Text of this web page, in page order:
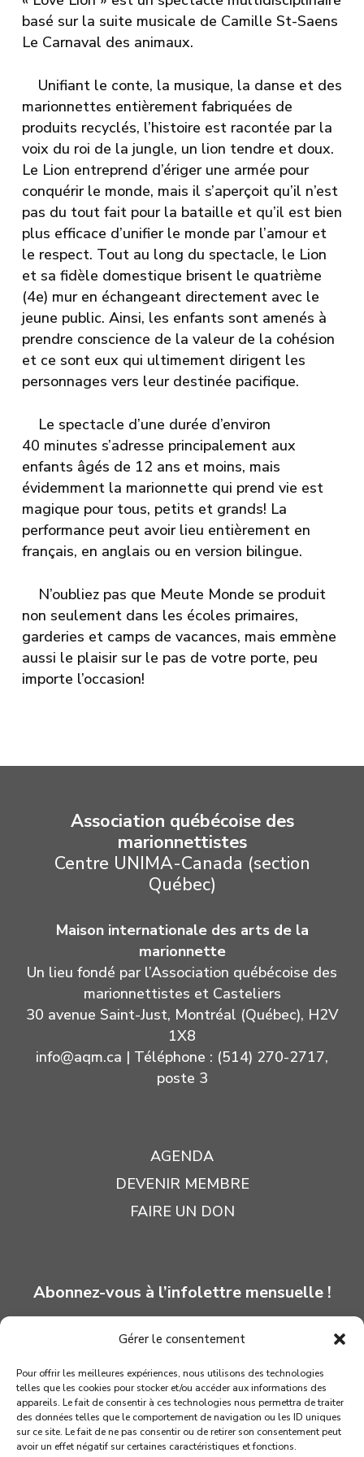
Gérer le consentement
Pour offrir les meilleures expériences, nous utilisons des technologies
telles que les cookies pour stocker et/ou accéder aux informations des
appareils. Le fait de consentir à ces technologies nous permettra de traiter
des données telles que le comportement de navigation ou les ID uniques
sur ce site. Le fait de ne pas consentir ou de retirer son consentement peut
avoir un effet négatif sur certaines caractéristiques et fonctions.
basé sur la suite musicale de Camille St-Saens
Le Carnaval des animaux.
Unifiant le conte, la musique, la danse et des
marionnettes entièrement fabriquées de
produits recyclés, l’histoire est racontée par la
voix du roi de la jungle, un lion tendre et doux.
Le Lion entreprend d’ériger une armée pour
conquérir le monde, mais il s’aperçoit qu’il n’est
pas du tout fait pour la bataille et qu’il est bien
plus efficace d’unifier le monde par l’amour et
le respect. Tout au long du spectacle, le Lion
et sa fidèle domestique brisent le quatrième
(4e) mur en échangeant directement avec le
jeune public. Ainsi, les enfants sont amenés à
prendre conscience de la valeur de la cohésion
et ce sont eux qui ultimement dirigent les
personnages vers leur destinée pacifique.
Le spectacle d’une durée d’environ
40 minutes s’adresse principalement aux
enfants âgés de 12 ans et moins, mais
évidemment la marionnette qui prend vie est
magique pour tous, petits et grands! La
performance peut avoir lieu entièrement en
français, en anglais ou en version bilingue.
N’oubliez pas que Meute Monde se produit
non seulement dans les écoles primaires,
garderies et camps de vacances, mais emmène
aussi le plaisir sur le pas de votre porte, peu
importe l’occasion!
Association québécoise des
marionnettistes
Centre UNIMA-Canada (section
Québec)
Maison internationale des arts de la
marionnette
Un lieu fondé par l’Association québécoise des
marionnettistes et Casteliers
30 avenue Saint-Just, Montréal (Québec), H2V
1X8
info@aqm.ca | Téléphone : (514) 270-2717,
poste 3
AGENDA
DEVENIR MEMBRE
FAIRE UN DON
Abonnez-vous à l’infolettre mensuelle !